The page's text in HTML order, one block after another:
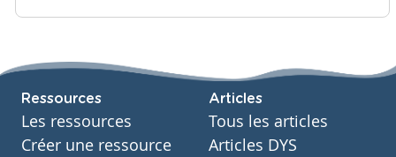
Ressources
Les ressources
Créer une ressource
Articles
Tous les articles
Articles DYS